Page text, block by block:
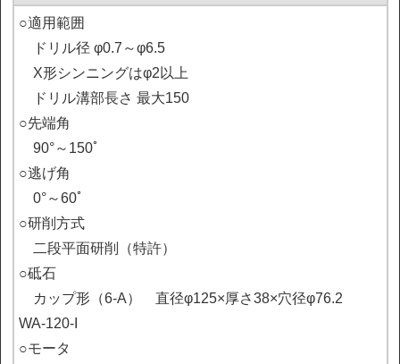
○適用範囲
ドリル径 φ0.7～φ6.5
X形シンニングはφ2以上
ドリル溝部長さ 最大150
○先端角
90°～150ﾟ
○逃げ角
0°～60ﾟ
○研削方式
二段平面研削（特許）
○砥石
カップ形（6-A）　直径φ125×厚さ38×穴径φ76.2
WA-120-I
○モータ